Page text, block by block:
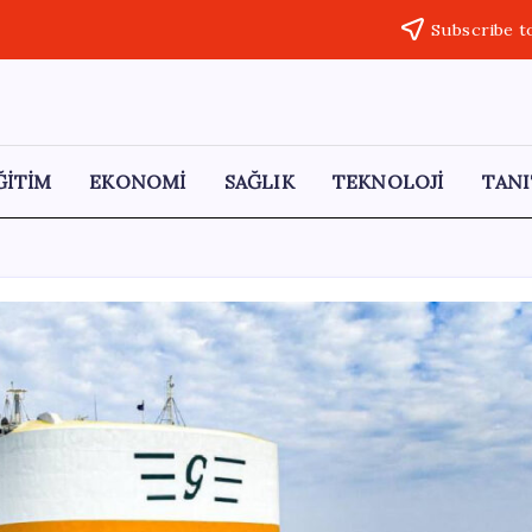
Subscribe
EKONOMİ SAĞLIK TEKNOLOJİ